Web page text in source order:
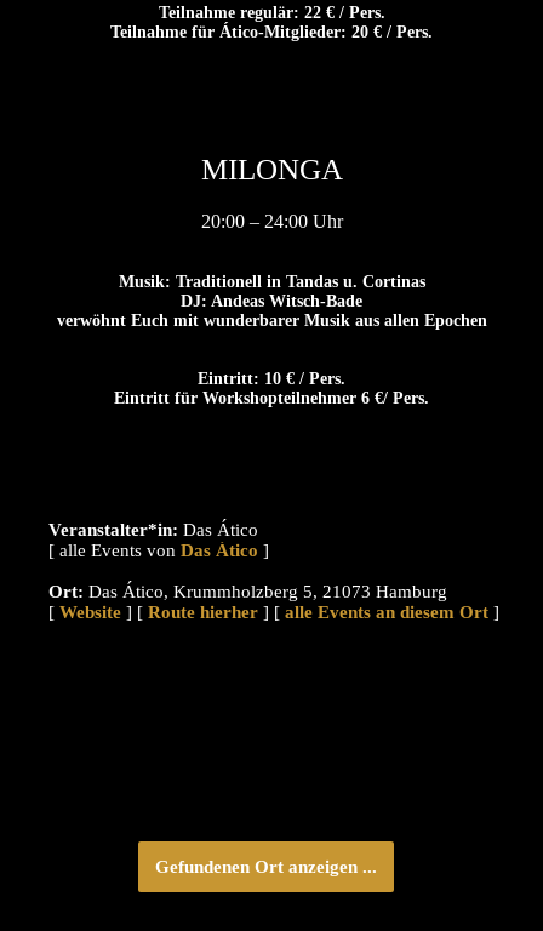
Teilnahme regulär: 22 € / Pers.
Teilnahme für Ático-Mitglieder: 20 € / Pers.
MILONGA
20:00 – 24:00 Uhr
Musik: Traditionell in Tandas u. Cortinas
DJ: Andeas Witsch-Bade
verwöhnt Euch mit wunderbarer Musik aus allen Epochen
Eintritt: 10 € / Pers.
Eintritt für Workshopteilnehmer 6 €/ Pers.
Veranstalter*in: Das Ático
[ alle Events von
]
Ort: Das Ático, Krummholzberg 5, 21073 Hamburg
[ Website ] [ Route hierher ] [ alle Events an diesem Ort ]